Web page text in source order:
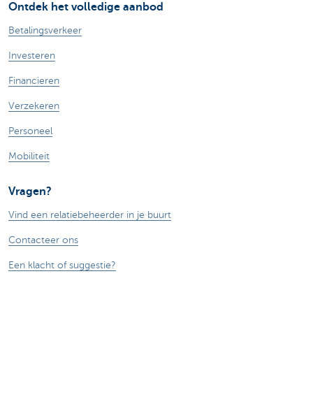
Ontdek het volledige aanbod
Betalingsverkeer
Investeren
Financieren
Verzekeren
Personeel
Mobiliteit
Vragen?
Vind een relatiebeheerder in je buurt
Contacteer ons
Een klacht of suggestie?